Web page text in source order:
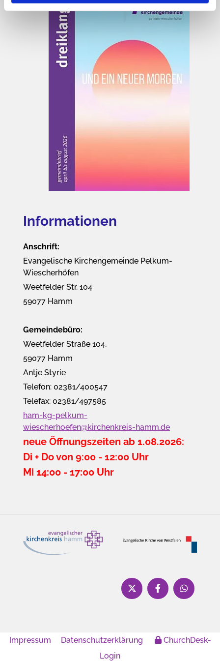
Informationen
Anschrift:
Evangelische Kirchengemeinde Pelkum-
Wiescherhöfen
Weetfelder Str. 104
59077 Hamm
Gemeindebüro:
Weetfelder Straße 104,
59077 Hamm
Antje Styrie
Telefon: 02381/400547
Telefax: 02381/497585
ham-kg-pelkum-
wiescherhoefen@kirchenkreis-hamm.de
neue Öffnungszeiten ab 1.08.2026:
Di + Do von 9:00 - 12:00 Uhr
Mi 14:00 - 17:00 Uhr
Impressum Datenschutzerklärung
ChurchDesk-
Login